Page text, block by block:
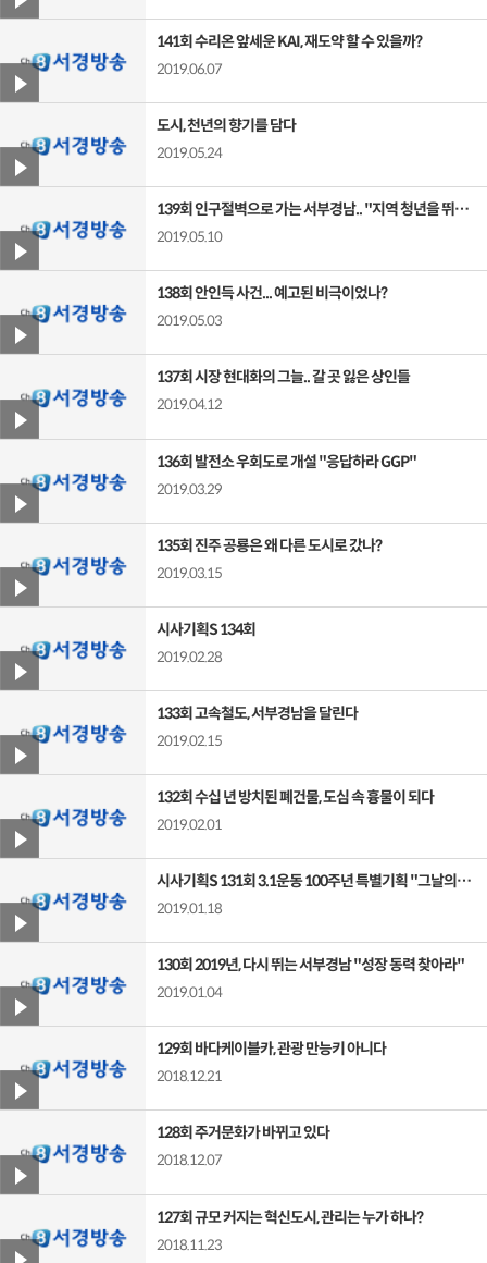
141회 수리온 앞세운 KAI, 재도약 할 수 있을까?
2019.06.07
도시, 천년의 향기를 담다
2019.05.24
139회 인구절벽으로 가는 서부경남.. "지역 청년을 뛰게 하라"
2019.05.10
138회 안인득 사건... 예고된 비극이었나?
2019.05.03
137회 시장 현대화의 그늘.. 갈 곳 잃은 상인들
2019.04.12
136회 발전소 우회도로 개설 "응답하라 GGP"
2019.03.29
135회 진주 공룡은 왜 다른 도시로 갔나?
2019.03.15
시사기획S 134회
2019.02.28
133회 고속철도, 서부경남을 달린다
2019.02.15
132회 수십 년 방치된 폐건물, 도심 속 흉물이 되다
2019.02.01
시사기획S 131회 3.1운동 100주년 특별기획 "그날의 함성, 종소리.. 진주를 깨우다"
2019.01.18
130회 2019년, 다시 뛰는 서부경남 "성장 동력 찾아라"
2019.01.04
129회 바다케이블카, 관광 만능키 아니다
2018.12.21
128회 주거문화가 바뀌고 있다
2018.12.07
127회 규모 커지는 혁신도시, 관리는 누가 하나?
2018.11.23